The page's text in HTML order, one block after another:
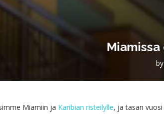
by
Miamiin ja Karibian risteilylle, ja tasan